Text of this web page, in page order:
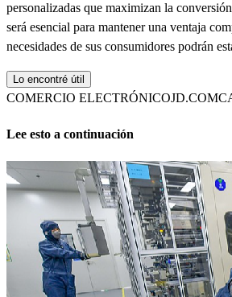
personalizadas que maximizan la
será esencial para mantener una ventaja
necesidades de sus consumidores podrán
Lo encontré útil
COMERCIO ELECTRÓNICOJD.COM
Lee esto a continuación